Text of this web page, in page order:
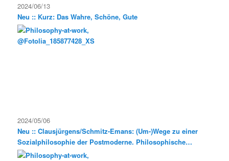
2024/06/13
Neu :: Kurz: Das Wahre, Schöne, Gute
2024/05/06
Neu :: Clausjürgens/Schmitz-Emans: (Um-)Wege zu einer
Sozialphilosophie der Postmoderne. Philosophische
Exkursionen